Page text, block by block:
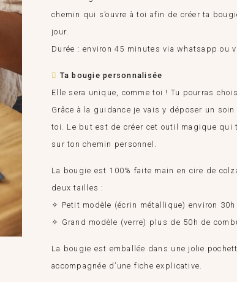
chemin qui s’ouvre à toi afin de créer ta
jour.
Durée : environ 45 minutes via whatsapp ou
Ta bougie personnalisée
Elle sera unique, comme toi ! Tu pourras
Grâce à la guidance je vais y déposer un
toi. Le but est de créer cet outil magique qui
sur ton chemin personnel.
La bougie est 100% faite main en cire de
deux tailles :
✧ Petit modèle (écrin métallique) environ
✧ Grand modèle (verre) plus de 50h de
La bougie est emballée dans une jolie
accompagnée d’une fiche explicative.